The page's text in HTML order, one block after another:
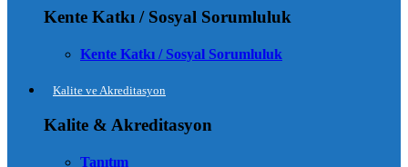
Kente Katkı / Sosyal Sorumluluk
Kente Katkı / Sosyal Sorumluluk
Kalite ve Akreditasyon
Kalite & Akreditasyon
Tanıtım